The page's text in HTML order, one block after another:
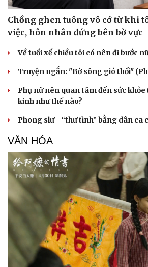
Chồng ghen tuông vô cớ từ khi
việc, hôn nhân đứng bên bờ vực
Về tuổi xế chiều tôi có nên đi bước
Truyện ngắn: "Bờ sông gió thổi"
Phụ nữ nên quan tâm đến sức
kinh như thế nào?
Phong slư - “thư tình” bằng dân ca
VĂN HÓA